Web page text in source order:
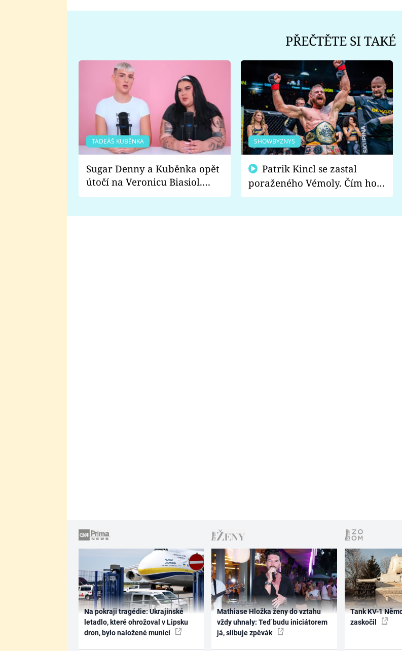
PŘEČTĚTE SI TAKÉ
TADEÁŠ KUBĚNKA
Sugar Denny a Kuběnka opět
útočí na Veronicu Biasiol.
Proč je podle nich falešná a
SHOWBYZNYS
poraženého Vémoly. Čím ho
fanoušci naštvali?
Na pokraji tragédie: Ukrajinské
letadlo, které ohrožoval v Lipsku
dron, bylo naložené municí
Mathiase Hložka ženy do vztahu
vždy uhnaly: Teď budu iniciátorem
já, slibuje zpěvák
Tank KV-1
zaskočil